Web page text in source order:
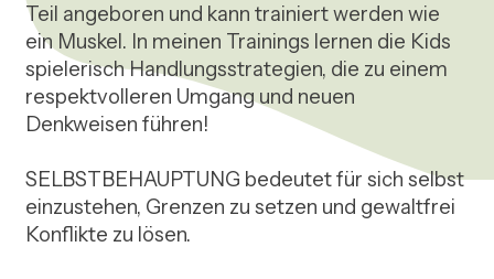
Teil angeboren und kann trainiert werden wie
ein Muskel. In meinen Trainings lernen die Kids
spielerisch Handlungsstrategien, die zu einem
respektvolleren Umgang und neuen
Denkweisen führen!
SELBSTBEHAUPTUNG bedeutet für sich selbst
einzustehen, Grenzen zu setzen und gewaltfrei
Konflikte zu lösen.